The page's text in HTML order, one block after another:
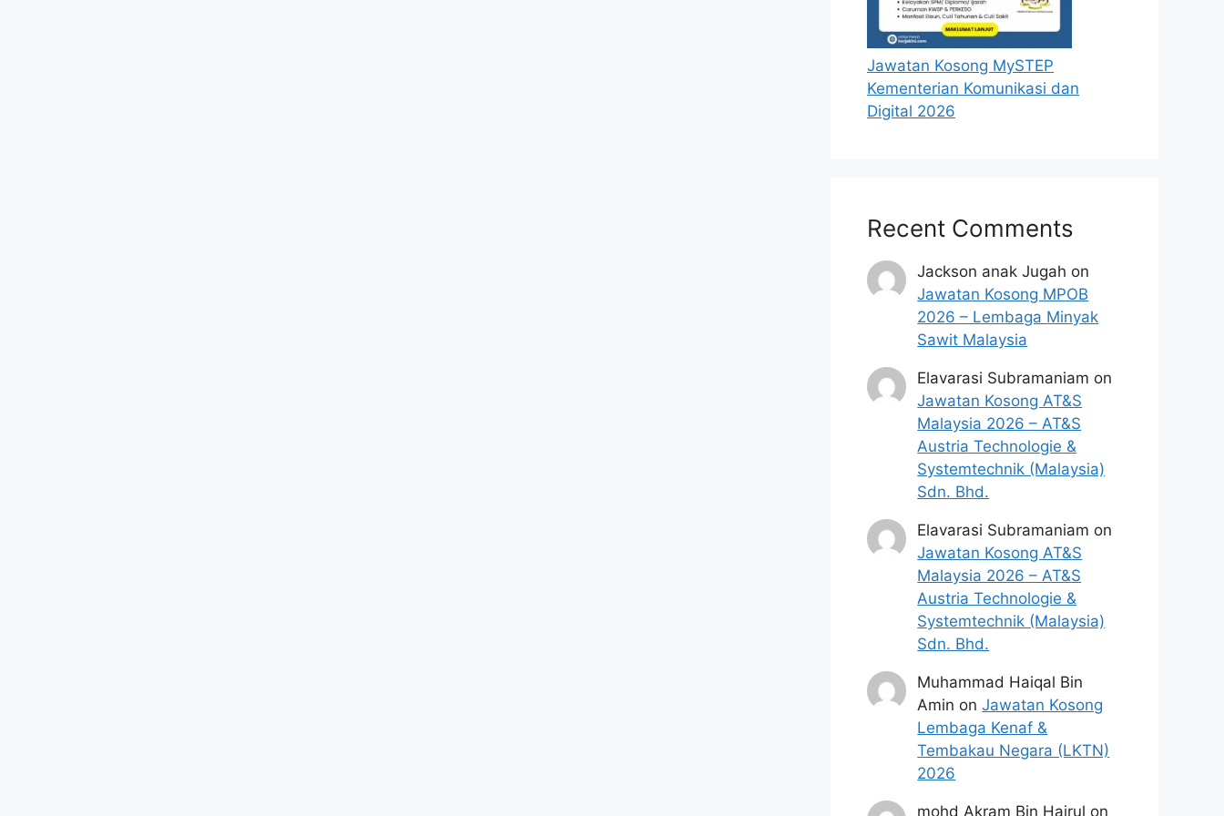
Jawatan Kosong MySTEP
Kementerian Komunikasi dan
Digital 2026
Recent Comments
Jackson anak Jugah on
Jawatan Kosong MPOB
2026 – Lembaga Minyak
Sawit Malaysia
Elavarasi Subramaniam on
Jawatan Kosong AT&S
Malaysia 2026 – AT&S
Austria Technologie &
Systemtechnik (Malaysia)
Sdn. Bhd.
Elavarasi Subramaniam on
Jawatan Kosong AT&S
Malaysia 2026 – AT&S
Austria Technologie &
Systemtechnik (Malaysia)
Sdn. Bhd.
Muhammad Haiqal Bin
Amin onJawatan Kosong
Lembaga Kenaf &
Tembakau Negara (LKTN)
2026
mohd Akram Bin Hairul on